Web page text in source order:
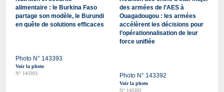
alimentaire : le Burkina Faso
partage son modèle, le Burundi
en quête de solutions efficaces
Photo N° 143393
Voir la photo
N° 143393
des armées de l’AES à
Ouagadougou : les armées
accélèrent les décisions pour
l’opérationnalisation de leur
force unifiée
Photo N° 143392
Voir la photo
N° 143392